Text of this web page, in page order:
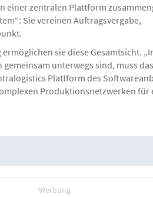
einer zentralen Plattform
Sie vereinen Auftragsvergabe,
sie diese Gesamtsicht.
unterwegs sind, muss das
Plattform des
Produktionsnetzwerken für
Werbung